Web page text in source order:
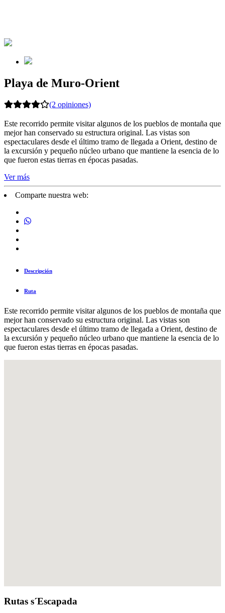
Playa de Muro-Orient
(2 opiniones)
Este recorrido permite visitar algunos de los pueblos de montaña que
mejor han conservado su estructura original. Las vistas son
espectaculares desde el último tramo de llegada a Orient, destino de
la excursión y pequeño núcleo urbano que mantiene la esencia de lo
que fueron estas tierras en épocas pasadas.
Ver más
Comparte nuestra web:
Descripción
Ruta
Este recorrido permite visitar algunos de los pueblos de montaña que
mejor han conservado su estructura original. Las vistas son
espectaculares desde el último tramo de llegada a Orient, destino de
la excursión y pequeño núcleo urbano que mantiene la esencia de lo
que fueron estas tierras en épocas pasadas.
Rutas s´Escapada